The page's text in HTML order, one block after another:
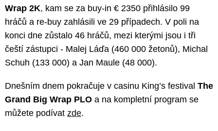
Wrap 2K, kam se za buy-in € 2350 přihlásilo 99
hráčů a re-buy zahlásili ve 29 případech. V poli na
konci dne zůstalo 46 hráčů, mezi kterými jsou i tři
čeští zástupci - Malej Láďa (460 000 žetonů), Michal
Schuh (133 000) a Jan Maule (48 000).
Dnešním dnem pokračuje v casinu King’s festival The
Grand Big Wrap PLO a na kompletní program se
můžete podívat zde.